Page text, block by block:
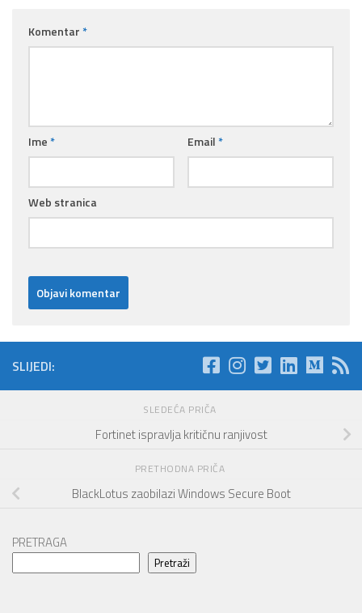
Komentar *
Ime * Email *
Web stranica
SLIJEDI:
SLEDEĆA PRIČA
Fortinet ispravlja kritičnu ranjivost
PRETHODNA PRIČA
BlackLotus zaobilazi Windows Secure Boot
PRETRAGA
Pretraži